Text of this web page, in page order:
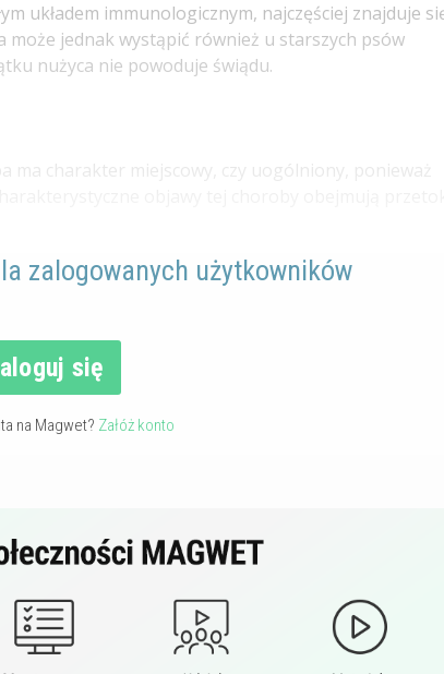
układem immunologicznym, najczęściej znajduje
może jednak wystąpić również u starszych psów
nużyca nie powoduje świądu.
ma charakter miejscowy, czy uogólniony, ponieważ
zalogowanych użytkowników
się
na Magwet? Załóż konto